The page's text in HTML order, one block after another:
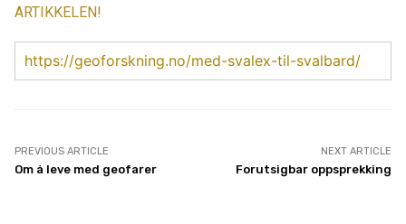
ARTIKKELEN!
https://geoforskning.no/med-svalex-til-svalbard/
PREVIOUS ARTICLE
Om å leve med geofarer
NEXT ARTICLE
Forutsigbar oppsprekking